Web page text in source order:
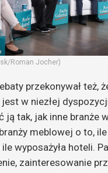
Roman Jocher)
przekonywał też,
w niezłej
ją tak, jak inne branże
meblowej o to,
wyposażyła hoteli.
zainteresowanie